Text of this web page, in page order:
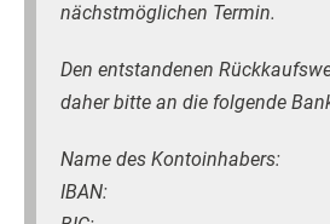
nächstmöglichen Termin.
Den entstandenen
daher bitte an die folgende
Name des Kontoinhabers:
IBAN: